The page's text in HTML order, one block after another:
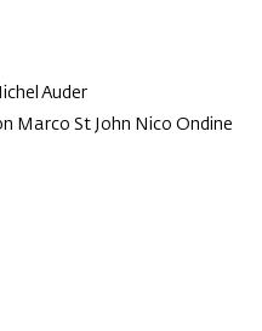
Auder
Marco St John Nico Ondine